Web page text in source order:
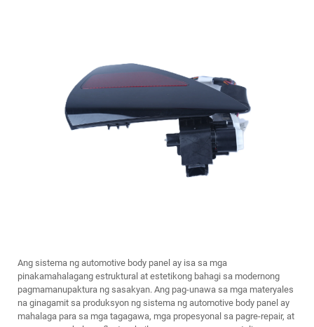
Ang sistema ng automotive body panel ay isa sa mga
pinakamahalagang estruktural at estetikong bahagi sa modernong
pagmamanupaktura ng sasakyan. Ang pag-unawa sa mga materyales
na ginagamit sa produksyon ng sistema ng automotive body panel ay
mahalaga para sa mga tagagawa, mga propesyonal sa pagre-repair, at